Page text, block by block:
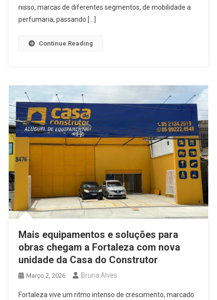
nisso, marcas de diferentes segmentos, de mobilidade a
perfumaria, passando […]
Continue Reading
Mais equipamentos e soluções para
obras chegam a Fortaleza com nova
unidade da Casa do Construtor
Março 2, 2026 Bruna Alves
Fortaleza vive um ritmo intenso de crescimento, marcado